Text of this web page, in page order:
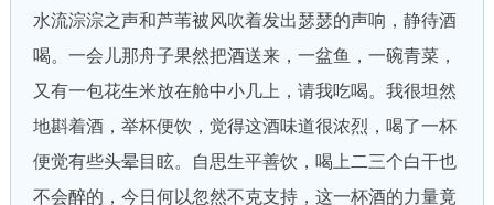
水流淙淙之声和芦苇被风吹着发出瑟瑟的声响，静待酒
喝。一会儿那舟子果然把酒送来，一盆鱼，一碗青菜，
又有一包花生米放在舱中小几上，请我吃喝。我很坦然
地斟着酒，举杯便饮，觉得这酒味道很浓烈，喝了一杯
便觉有些头晕目眩。自思生平善饮，喝上二三个白干也
不会醉的，今日何以忽然不克支持，这一杯酒的力量竟